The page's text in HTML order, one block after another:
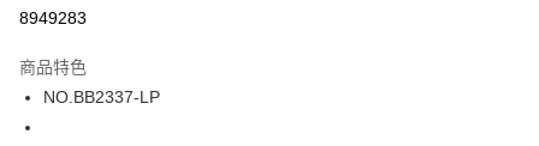
運送方式
全家取貨付款
8949283
商品特色
NO.BB2337-LP